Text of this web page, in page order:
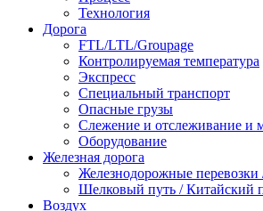
Технология
Дорога
FTL/LTL/Groupage
Контролируемая температура
Экспресс
Специальный транспорт
Опасные грузы
Слежение и отслеживание и
Оборудование
Железная дорога
Железнодорожные
Шелковый путь / Китайский
Воздух